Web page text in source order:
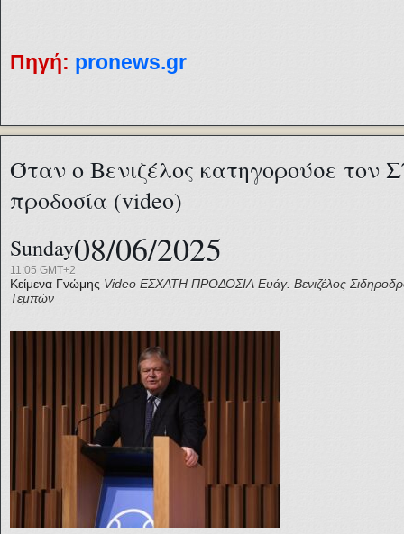
Πηγή: pronews.gr
Όταν ο Βενιζέλος κατηγορούσε τον
προδοσία (video)
Sunday08/06/2025
11:05 GMT+2
Κείμενα Γνώμης Video ΕΣΧΑΤΗ ΠΡΟΔΟΣΙΑ Ευάγ. Βενιζέλος
Τεμπών